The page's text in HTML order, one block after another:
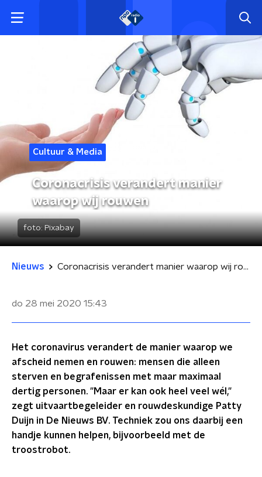
Cultuur & Media
Coronacrisis verandert manier
waarop wij rouwen
foto: Pixabay
Nieuws Coronacrisis verandert manier waarop wij rouwen
do 28 mei 2020 15:43
Het coronavirus verandert de manier waarop we
afscheid nemen en rouwen: mensen die alleen
sterven en begrafenissen met maar maximaal
dertig personen. "Maar er kan ook heel veel wél,"
zegt uitvaartbegeleider en rouwdeskundige Patty
Duijn in De Nieuws BV. Techniek zou ons daarbij een
handje kunnen helpen, bijvoorbeeld met de
troostrobot.